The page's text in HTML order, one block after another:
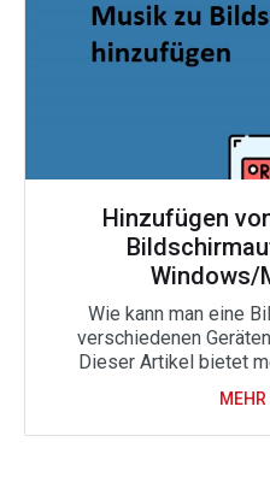
Hinzufügen
Windows/
Wie kann man eine
verschiedenen
Dieser Artikel bietet
MEHR